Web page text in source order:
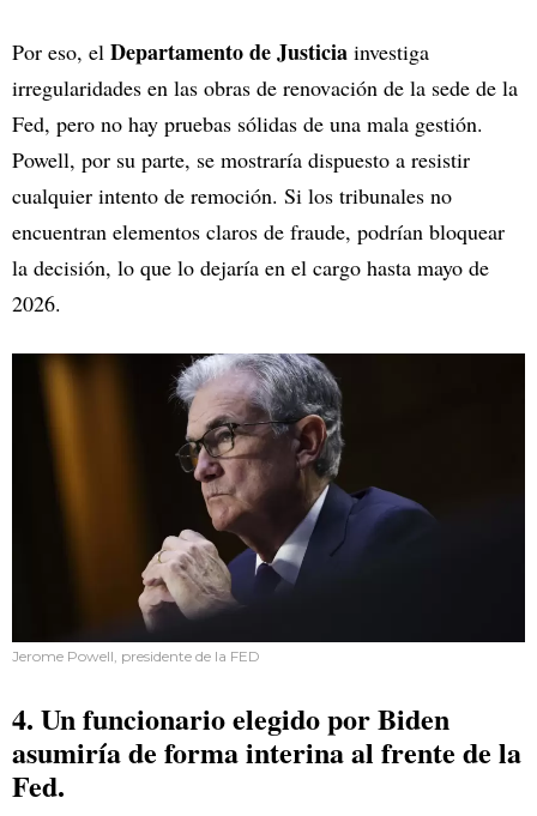
Por eso, el Departamento de Justicia investiga
irregularidades en las obras de renovación de la sede de la
Fed, pero no hay pruebas sólidas de una mala gestión.
Powell, por su parte, se mostraría dispuesto a resistir
cualquier intento de remoción. Si los tribunales no
encuentran elementos claros de fraude, podrían bloquear
la decisión, lo que lo dejaría en el cargo hasta mayo de
2026.
Jerome Powell, presidente de la FED
4. Un funcionario elegido por Biden
asumiría de forma interina al frente de la
Fed.